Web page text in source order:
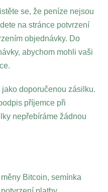
se, že peníze nejsou
na stránce potvrzení
objednávky. Do
abychom mohli vaši
doporučenou zásilku.
příjemce při
nepřebíráme žádnou
Bitcoin, semínka